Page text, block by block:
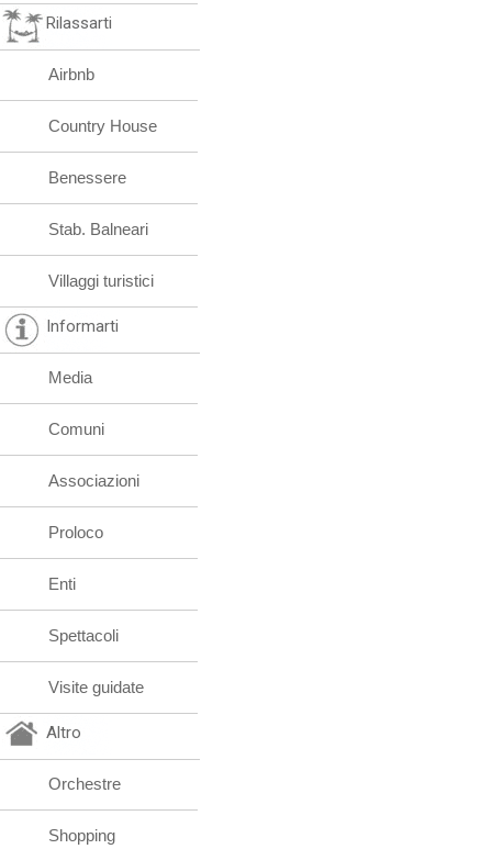
Rilassarti
Airbnb
Country House
Benessere
Stab. Balneari
Villaggi turistici
Informarti
Media
Comuni
Associazioni
Proloco
Enti
Spettacoli
Visite guidate
Altro
Orchestre
Shopping